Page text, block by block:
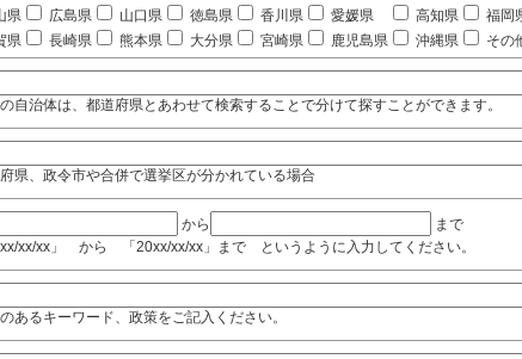
県
広島県 山口県 徳島県 香川県 愛媛県 高知県
福岡
県
長崎県 熊本県 大分県 宮崎県 鹿児島県 沖縄県 その
自治体は、都道府県とあわせて検索することで分けて探すことができます。
県、政令市や合併で選挙区が分かれている場合
から
まで
xx/xx」 から 「20xx/xx/xx」まで というように入力してください。
あるキーワード、政策をご記入ください。